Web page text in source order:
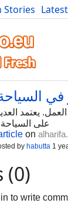
Stories
Bulgaria
السياحة
يعتمد
على
on
by habutta 1
(0)
to write